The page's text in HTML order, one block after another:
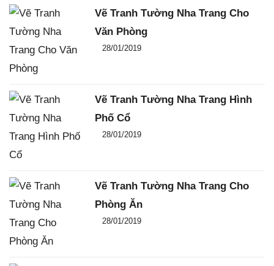
Vẽ Tranh Tường Nha Trang Cho
Văn Phòng
Đăng ngày
28/01/2019
Vẽ Tranh Tường Nha Trang Hình
Phố Cổ
Đăng ngày
28/01/2019
Vẽ Tranh Tường Nha Trang Cho
Phòng Ăn
Đăng ngày
28/01/2019